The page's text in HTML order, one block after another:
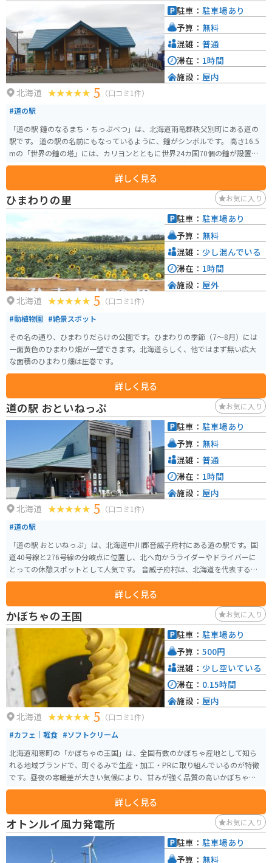
ーら」で販売されているピンク色のローズソフトクリームです。一口食べる
とバラの優雅な香りがふわっと広がる、この場所ならではのスイーツとして
人気を集めています。 見頃: 最も華やかなのは7月上旬から中旬です。 入園料:
嬉しいことに入園は無料（協力金受付あり）で、誰でも気軽に訪れることが
できます。 アクセス: 旭川や札幌からも車でアクセスしやすく、道の駅「ちっ
ぷべつ」からもすぐ近くです。 広々とした無料駐車場: 園内には広めの無料駐
車場が完備されています。
北海道 5 （口コミ1件）
#道の駅
「道の駅 鐘のなるまち・ちっぷべつ」は、北海道雨竜郡秩父別町にある道の
駅です。 道の駅の名前にもなっているように、鐘がシンボルです。 高さ16.5
mの「世界の鐘の塔」には、カリヨンとともに世界24カ国70個の鐘が設置さ
れています。 施設内には、地元の農産物が並ぶ直売所や、秩父別町の特産品
であるブロイラーを使った料理が楽しめるレストランがあります。 また、パ
ークゴルフ場や温泉施設も併設されているので、ゆったりと過ごしたい方に
もおすすめです。 バイクで訪れる際は、広い駐車場があるので安心です。 道
の駅周辺には、広大な田園風景が広がっているので、ツーリングの休憩にも
最適な場所です。
詳しく見る
駐車： 駐車場あり
予算： 無料
混雑： 普通
滞在： 1時間
施設： 屋内
ひまわりの里 お気に入り
北海道 5 （口コミ1件）
#動植物園 #絶景スポット
その名の通り、ひまわりだらけの公園です。ひまわりの季節（7〜8月）には
一面黄色のひまわり畑が一望できます。北海道らしく、他ではまず無い広大
な面積のひまわり畑は圧巻です。
詳しく見る
駐車： 駐車場あり
予算： 無料
混雑： 少し混んでいる
滞在： 1時間
施設： 屋外
道の駅 おといねっぷ お気に入り
北海道 5 （口コミ1件）
#道の駅
「道の駅 おといねっぷ」は、北海道中川郡音威子府村にある道の駅です。国
道40号線と276号線の分岐点に位置し、北へ向かうライダーやドライバーに
とっての休憩スポットとして人気です。 音威子府村は、北海道を代表する木
工の町として知られています。道の駅では、地元産の木材を使用した家具や
工芸品、木のおもちゃなどを販売しており、旅の思い出にぴったりです。ま
た、音威子府そばの専門店もあり、地元産のそば粉を使った風味豊かなそば
を楽しむことができます。 バイクで訪れる場合、道の駅の広い駐車場を利用
できるので安心です。特に、ツーリングシーズンには多くのライダーが集ま
り、情報交換の場としても賑わいます。周辺には、雄大な自然が広がってお
り、景観を楽しみながらのツーリングもおすすめです。
詳しく見る
駐車： 駐車場あり
予算： 無料
混雑： 普通
滞在： 1時間
施設： 屋内
かぼちゃの王国 お気に入り
北海道 5 （口コミ1件）
#カフェ｜軽食 #ソフトクリーム
北海道和寒町の「かぼちゃの王国」は、全国有数のかぼちゃ産地として知ら
れる地域ブランドで、町ぐるみで生産・加工・PRに取り組んでいるのが特徴
です。昼夜の寒暖差が大きい気候により、甘みが強く品質の高いかぼちゃが
育ち、収穫期にはイベントや特産品販売も行われ、観光としても楽しめま
魅力のひとつです。のどかな田園風景が広がるエリアで、自然を感じながら
ゆったり過ごせます。バイクで訪れる場合は、北海道らしい開放的な直線道
路や景色を楽しめるルートが多く、ツーリングの立ち寄り先としてもおすす
めのスポットです。
詳しく見る
駐車： 駐車場あり
予算： 500円
混雑： 少し空いている
滞在： 0.15時間
施設： 屋内
オトンルイ風力発電所 お気に入り
駐車： 駐車場あり
予算： 無料